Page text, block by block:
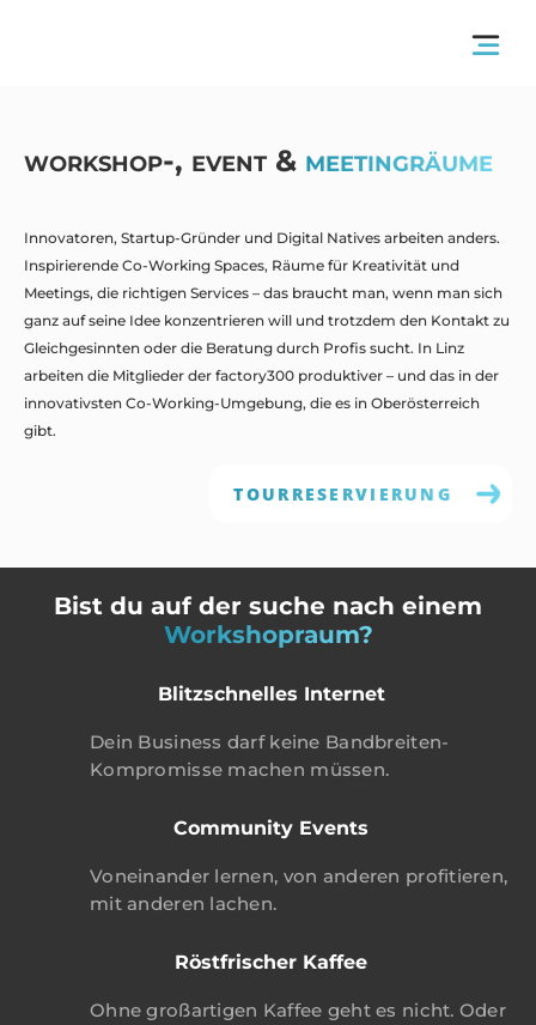
workshop-, event & meetingräume
Innovatoren, Startup-Gründer und Digital Natives arbeiten anders.
Inspirierende Co-Working Spaces, Räume für Kreativität und
Meetings, die richtigen Services – das braucht man, wenn man sich
ganz auf seine Idee konzentrieren will und trotzdem den Kontakt zu
Gleichgesinnten oder die Beratung durch Profis sucht. In Linz
arbeiten die Mitglieder der factory300 produktiver – und das in der
innovativsten Co-Working-Umgebung, die es in Oberösterreich
gibt.
TOURRESERVIERUNG
Bist du auf der suche nach einem
Workshopraum?
Blitzschnelles Internet
Dein Business darf keine Bandbreiten-
Kompromisse machen müssen.
Community Events
Voneinander lernen, von anderen profitieren,
mit anderen lachen.
Röstfrischer Kaffee
Ohne großartigen Kaffee geht es nicht. Oder